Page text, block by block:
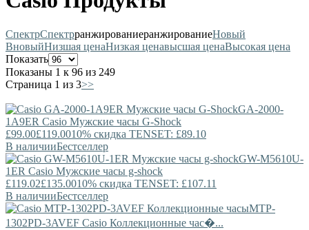
СпектрСпектрранжированиеранжированиеНовый
ВновыйНизшая ценаНизкая ценавысшая ценаВысокая цена
Показать
Показаны 1 к 96 из 249
Страница 1 из 3>>
GA-2000-
1A9ER Casio Мужские часы G-Shock
£99.00£119.0010% скидка TENSET: £89.10
В наличииБестселлер
GW-M5610U-
1ER Casio Мужские часы g-shock
£119.02£135.0010% скидка TENSET: £107.11
В наличииБестселлер
MTP-
1302PD-3AVEF Casio Коллекционные час�...